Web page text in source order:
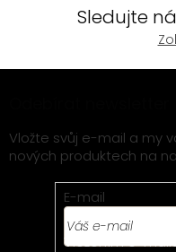
Sledujte
p
a
Vložte svůj e-mail a my
nových produktech na
E-mail
Vložením e-